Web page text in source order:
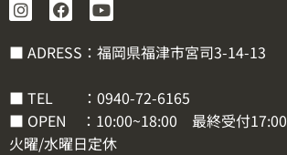
■ ADRESS：福岡県福津市宮司3-14-13
■ TEL ： 0940-72-6165
■ OPEN ：10:00~18:00 最終受付17:00
火曜/水曜日定休